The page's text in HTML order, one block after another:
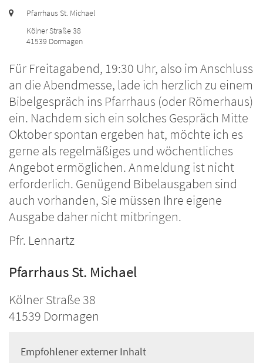
Ort:
Pfarrhaus St. Michael
Kölner Straße 38
41539 Dormagen
Für Freitagabend, 19:30 Uhr, also im Anschluss
an die Abendmesse, lade ich herzlich zu einem
Bibelgespräch ins Pfarrhaus (oder Römerhaus)
ein. Nachdem sich ein solches Gespräch Mitte
Oktober spontan ergeben hat, möchte ich es
gerne als regelmäßiges und wöchentliches
Angebot ermöglichen. Anmeldung ist nicht
erforderlich. Genügend Bibelausgaben sind
auch vorhanden, Sie müssen Ihre eigene
Ausgabe daher nicht mitbringen.
Pfr. Lennartz
Pfarrhaus St. Michael
Kölner Straße 38
41539 Dormagen
Empfohlener externer Inhalt